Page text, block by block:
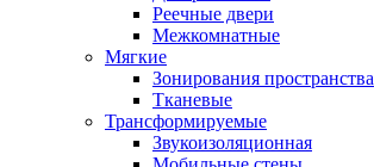
Реечные двери
Межкомнатные
Мягкие
Зонирования пространства
Тканевые
Трансформируемые
Звукоизоляционная